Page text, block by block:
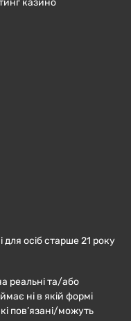
казино
осіб старше 21 року
реальні та/або
ні в якій формі
пов’язані/можуть